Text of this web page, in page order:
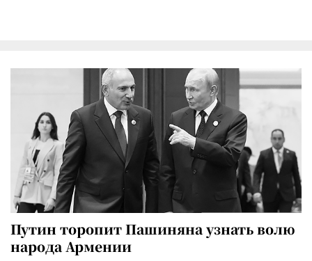
Путин торопит Пашиняна узнать волю
народа Армении